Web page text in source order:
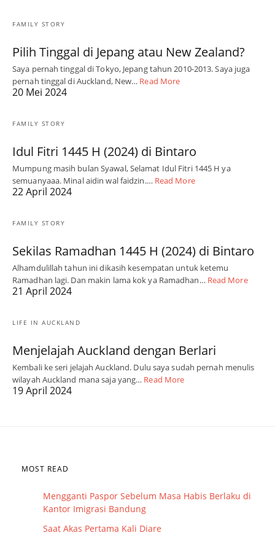
FAMILY STORY
Pilih Tinggal di Jepang atau New Zealand?
Saya pernah tinggal di Tokyo, Jepang tahun 2010-2013. Saya juga
pernah tinggal di Auckland, New… Read More
20 Mei 2024
FAMILY STORY
Idul Fitri 1445 H (2024) di Bintaro
Mumpung masih bulan Syawal, Selamat Idul Fitri 1445 H ya
semuanyaaa. Minal aidin wal faidzin.… Read More
22 April 2024
FAMILY STORY
Sekilas Ramadhan 1445 H (2024) di Bintaro
Alhamdulillah tahun ini dikasih kesempatan untuk ketemu
Ramadhan lagi. Dan makin lama kok ya Ramadhan… Read More
21 April 2024
LIFE IN AUCKLAND
Menjelajah Auckland dengan Berlari
Kembali ke seri jelajah Auckland. Dulu saya sudah pernah menulis
wilayah Auckland mana saja yang… Read More
19 April 2024
MOST READ
Mengganti Paspor Sebelum Masa Habis Berlaku di
Kantor Imigrasi Bandung
Saat Akas Pertama Kali Diare